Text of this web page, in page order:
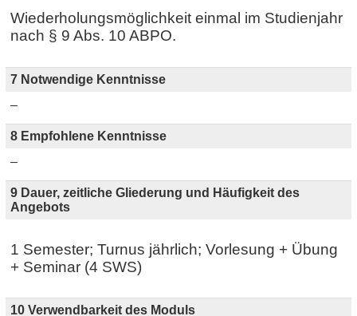
Wiederholungsmöglichkeit einmal im Studienjahr
nach § 9 Abs. 10 ABPO.
7 Notwendige Kenntnisse
–
8 Empfohlene Kenntnisse
–
9 Dauer, zeitliche Gliederung und Häufigkeit des
Angebots
1 Semester; Turnus jährlich; Vorlesung + Übung
+ Seminar (4 SWS)
10 Verwendbarkeit des Moduls